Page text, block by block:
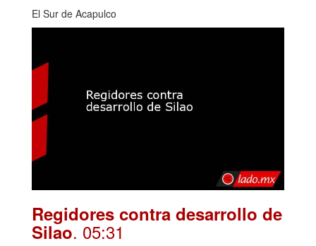
El Sur de Acapulco
Regidores contra desarrollo de
Silao. 05:31